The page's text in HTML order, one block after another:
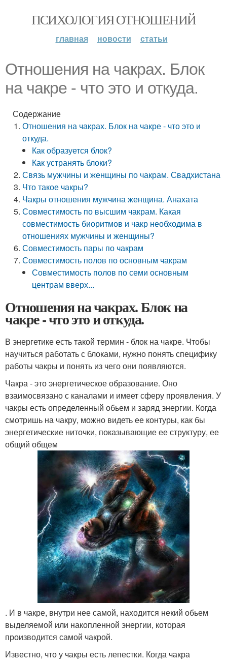
ПСИХОЛОГИЯ ОТНОШЕНИЙ
главная новости статьи
Отношения на чакрах. Блок
на чакре - что это и откуда.
Содержание
Отношения на чакрах. Блок на чакре - что это и
откуда.
Как образуется блок?
Как устранять блоки?
Связь мужчины и женщины по чакрам. Свадхистана
Что такое чакры?
Чакры отношения мужчина женщина. Анахата
Совместимость по высшим чакрам. Какая
совместимость биоритмов и чакр необходима в
отношениях мужчины и женщины?
Совместимость пары по чакрам
Совместимость полов по основным чакрам
Совместимость полов по семи основным
центрам вверх...
Отношения на чакрах. Блок на
чакре - что это и откуда.
В энергетике есть такой термин - блок на чакре. Чтобы
научиться работать с блоками, нужно понять специфику
работы чакры и понять из чего они появляются.
Чакра - это энергетическое образование. Оно
взаимосвязано с каналами и имеет сферу проявления. У
чакры есть определенный обьем и заряд энергии. Когда
смотришь на чакру, можно видеть ее контуры, как бы
энергетические ниточки, показывающие ее структуру, ее
общий общем
. И в чакре, внутри нее самой, находится некий обьем
выделяемой или накопленной энергии, которая
производится самой чакрой.
Известно, что у чакры есть лепестки. Когда чакра